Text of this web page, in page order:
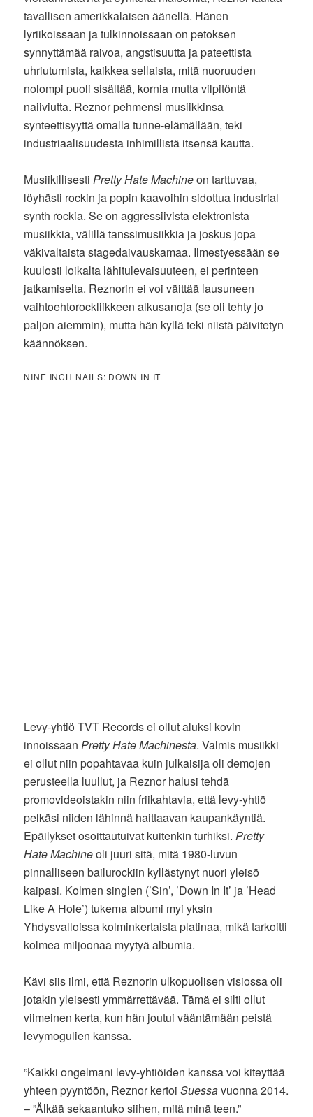
tavallisen amerikkalaisen äänellä. Hänen
lyriikoissaan ja tulkinnoissaan on petoksen
synnyttämää raivoa, angstisuutta ja pateettista
uhriutumista, kaikkea sellaista, mitä nuoruuden
nolompi puoli sisältää, kornia mutta vilpitöntä
naiiviutta. Reznor pehmensi musiikkinsa
synteettisyyttä omalla tunne-elämällään, teki
industriaalisuudesta inhimillistä itsensä kautta.
Musiikillisesti Pretty Hate Machineon tarttuvaa,
löyhästi rockin ja popin kaavoihin sidottua industrial
synth rockia. Se on aggressiivista elektronista
musiikkia, välillä tanssimusiikkia ja joskus jopa
väkivaltaista stagedaivauskamaa. Ilmestyessään se
kuulosti loikalta lähitulevaisuuteen, ei perinteen
jatkamiselta. Reznorin ei voi väittää lausuneen
vaihtoehtorockliikkeen alkusanoja (se oli tehty jo
paljon aiemmin), mutta hän kyllä teki niistä päivitetyn
käännöksen.
NINE INCH NAILS: DOWN IN IT
Levy-yhtiö TVT Records ei ollut aluksi kovin
innoissaan Pretty Hate Machinesta. Valmis musiikki
ei ollut niin popahtavaa kuin julkaisija oli demojen
perusteella luullut, ja Reznor halusi tehdä
promovideoistakin niin friikahtavia, että levy-yhtiö
pelkäsi niiden lähinnä haittaavan kaupankäyntiä.
Epäilykset osoittautuivat kuitenkin turhiksi. Pretty
Hate Machineoli juuri sitä, mitä 1980-luvun
pinnalliseen bailurockiin kyllästynyt nuori yleisö
kaipasi. Kolmen singlen (’Sin’, ’Down In It’ ja ’Head
Like A Hole’) tukema albumi myi yksin
Yhdysvalloissa kolminkertaista platinaa, mikä tarkoitti
kolmea miljoonaa myytyä albumia.
Kävi siis ilmi, että Reznorin ulkopuolisen visiossa oli
jotakin yleisesti ymmärrettävää. Tämä ei silti ollut
viimeinen kerta, kun hän joutui vääntämään peistä
levymogulien kanssa.
”Kaikki ongelmani levy-yhtiöiden kanssa voi kiteyttää
yhteen pyyntöön, Reznor kertoiSuessavuonna 2014.
– ”Älkää sekaantuko siihen, mitä minä teen.”